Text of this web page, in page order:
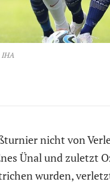
nicht von
Ünal und zuletzt
wurden,